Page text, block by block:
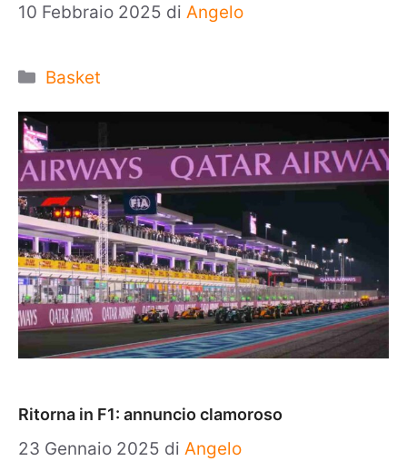
10 Febbraio 2025 di Angelo
Categorie
Basket
Ritorna in F1: annuncio clamoroso
23 Gennaio 2025 di Angelo